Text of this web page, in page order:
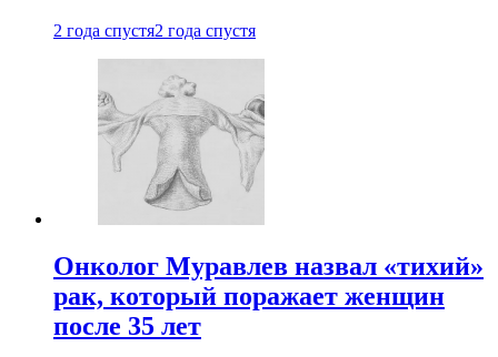
2 года спустя2 года спустя
Онколог Муравлев назвал «тихий»
рак, который поражает женщин
после 35 лет